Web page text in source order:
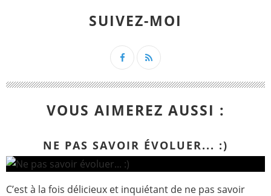
SUIVEZ-MOI
VOUS AIMEREZ AUSSI :
NE PAS SAVOIR ÉVOLUER... :)
C’est à la fois délicieux et inquiétant de ne pas savoir